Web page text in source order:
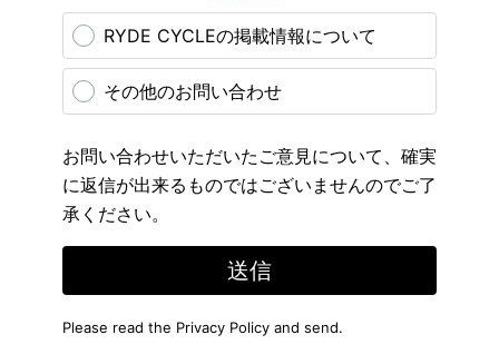
RYDE CYCLEの掲載情報について
その他のお問い合わせ
お問い合わせいただいたご意見について、確実
に返信が出来るものではございませんのでご了
承ください。
送信
Please read the Privacy Policy and send.